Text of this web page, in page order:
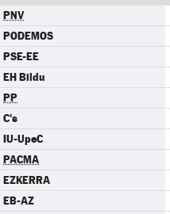
PNV
PODEMOS
PSE-EE
EH Bildu
PP
C's
IU-UpeC
PACMA
EZKERRA
EB-AZ